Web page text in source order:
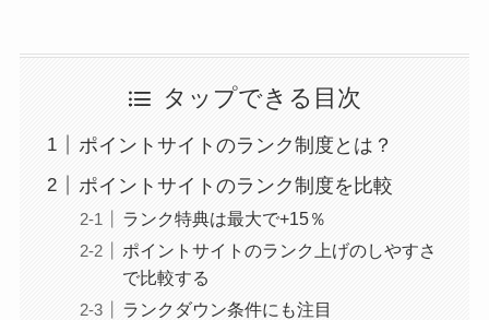
タップできる目次
ポイントサイトのランク制度とは？
ポイントサイトのランク制度を比較
ランク特典は最大で+15％
ポイントサイトのランク上げのしやすさ
で比較する
ランクダウン条件にも注目